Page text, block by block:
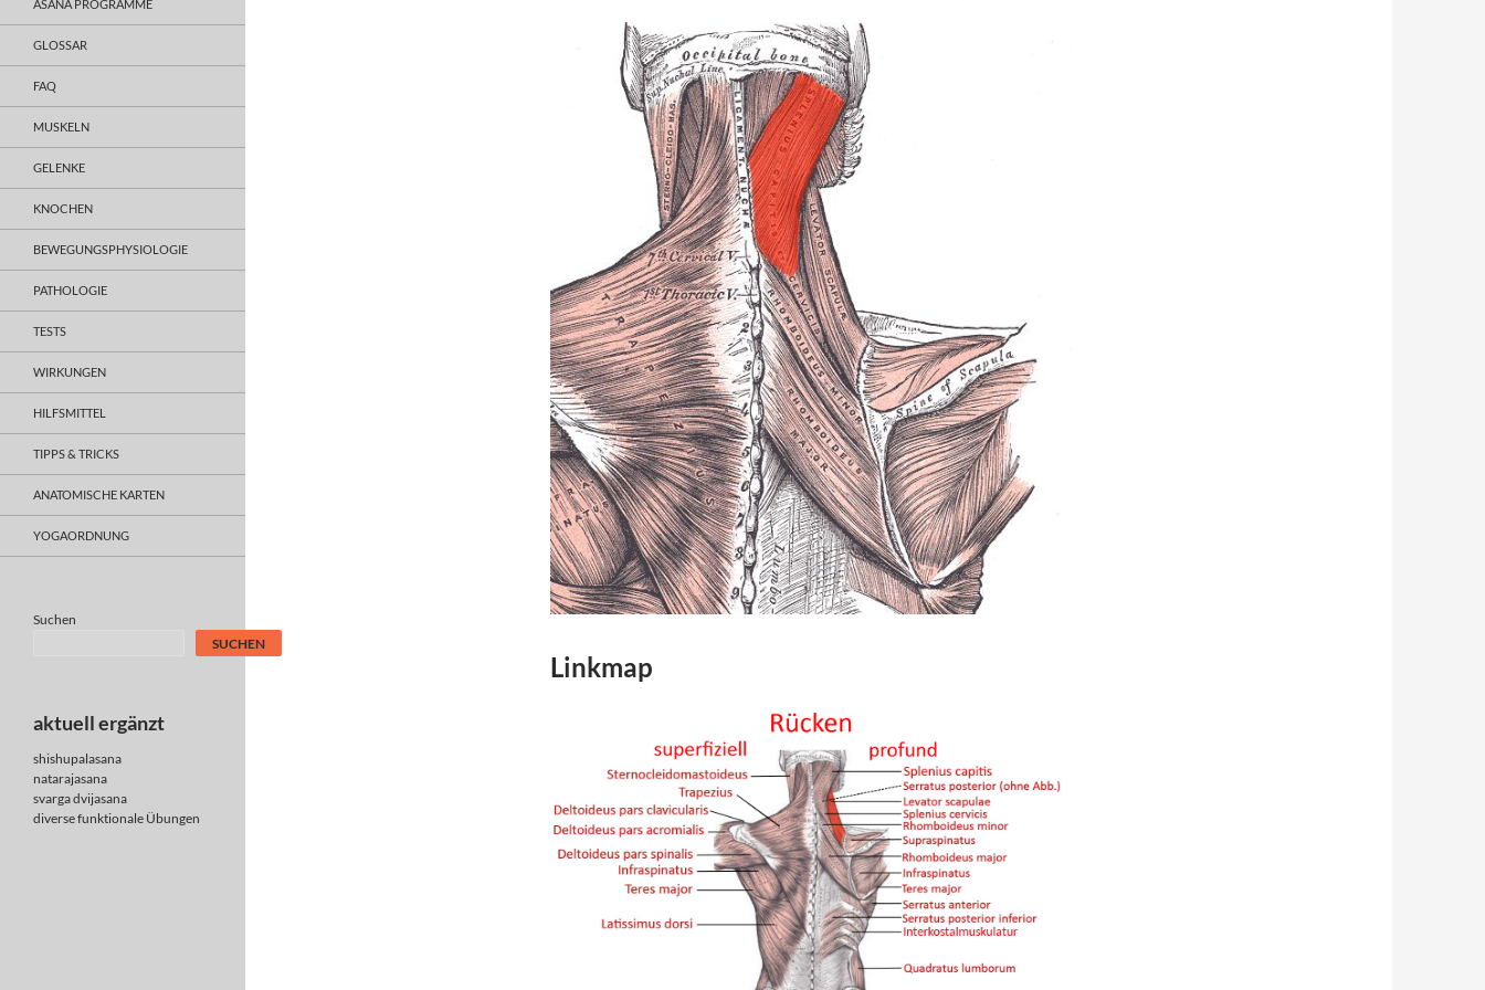
Linkmap
ASANA PROGRAMME
GLOSSAR
FAQ
MUSKELN
GELENKE
KNOCHEN
BEWEGUNGSPHYSIOLOGIE
PATHOLOGIE
TESTS
WIRKUNGEN
HILFSMITTEL
TIPPS & TRICKS
ANATOMISCHE KARTEN
YOGAORDNUNG
Suchen
SUCHEN
aktuell ergänzt
shishupalasana
natarajasana
svarga dvijasana
diversefunktionale Übungen